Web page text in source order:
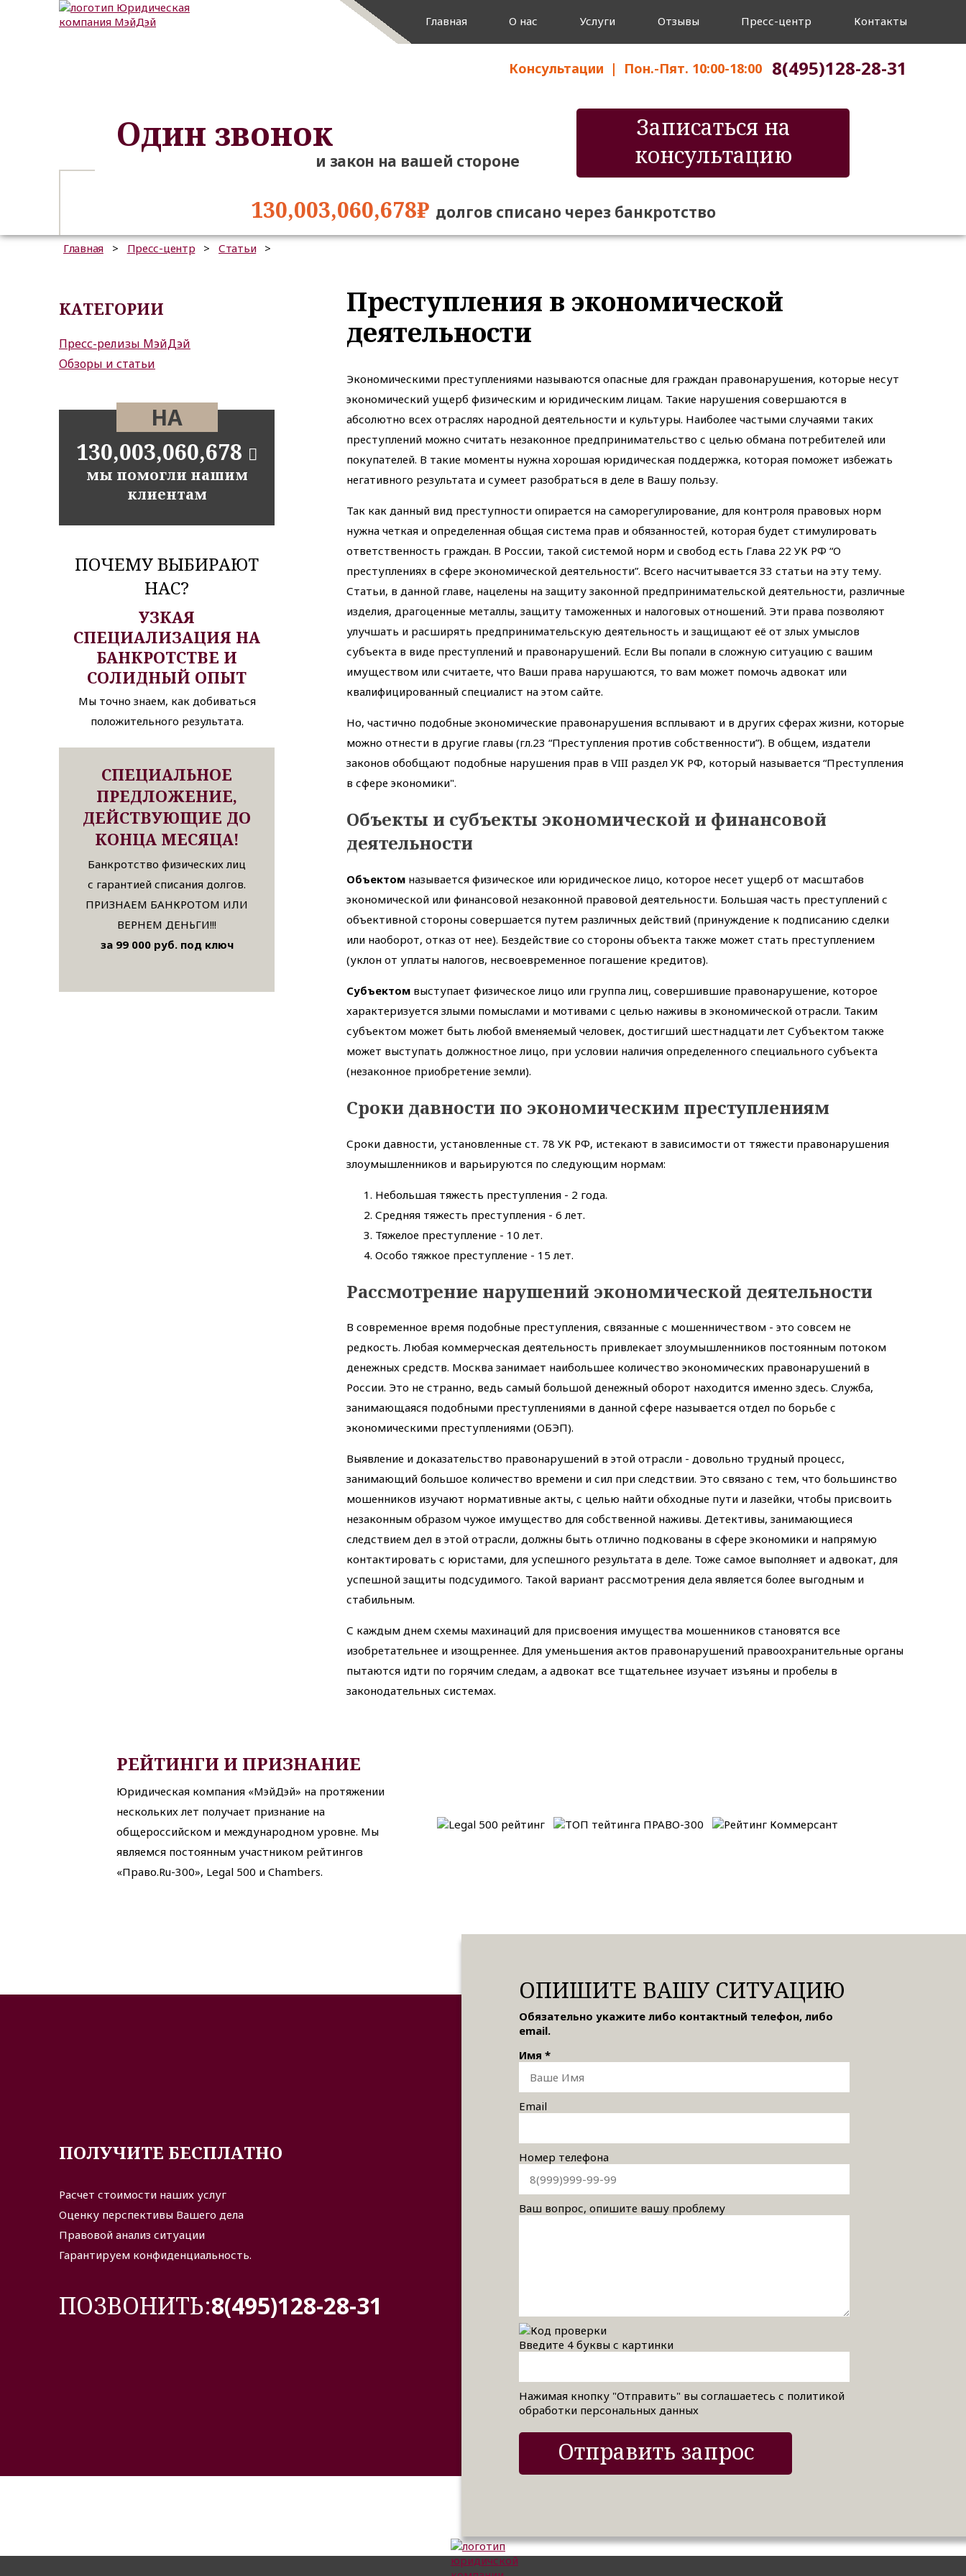
Главная О нас Услуги Отзывы Пресс-центр Контакты
Консультации | Пон.-Пят. 10:00-18:00 8(495)128-28-31
Один звонок
и закон на вашей стороне
Записаться на
консультацию
130,003,060,678₽ долгов списано через банкротство
Главная > Пресс-центр > Статьи >
КАТЕГОРИИ
Пресс-релизы МэйДэй
Обзоры и статьи
НА
130,003,060,678
мы помогли нашим
клиентам
ПОЧЕМУ ВЫБИРАЮТ
НАС?
УЗКАЯ
СПЕЦИАЛИЗАЦИЯ НА
БАНКРОТСТВЕ И
СОЛИДНЫЙ ОПЫТ
Мы точно знаем, как добиваться
положительного результата.
СПЕЦИАЛЬНОЕ
ПРЕДЛОЖЕНИЕ,
ДЕЙСТВУЮЩИЕ ДО
КОНЦА МЕСЯЦА!
Банкротство физических лиц
с гарантией списания долгов.
ПРИЗНАЕМ БАНКРОТОМ ИЛИ
ВЕРНЕМ ДЕНЬГИ!!!
за 99 000 руб. под ключ
Преступления в экономической
деятельности
Экономическими преступлениями называются опасные для граждан правонарушения, которые несут
экономический ущерб физическим и юридическим лицам. Такие нарушения совершаются в
абсолютно всех отраслях народной деятельности и культуры. Наиболее частыми случаями таких
преступлений можно считать незаконное предпринимательство с целью обмана потребителей или
покупателей. В такие моменты нужна хорошая юридическая поддержка, которая поможет избежать
негативного результата и сумеет разобраться в деле в Вашу пользу.
Так как данный вид преступности опирается на саморегулирование, для контроля правовых норм
нужна четкая и определенная общая система прав и обязанностей, которая будет стимулировать
ответственность граждан. В России, такой системой норм и свобод есть Глава 22 УК РФ “О
преступлениях в сфере экономической деятельности”. Всего насчитывается 33 статьи на эту тему.
Статьи, в данной главе, нацелены на защиту законной предпринимательской деятельности, различные
изделия, драгоценные металлы, защиту таможенных и налоговых отношений. Эти права позволяют
улучшать и расширять предпринимательскую деятельность и защищают её от злых умыслов
субъекта в виде преступлений и правонарушений. Если Вы попали в сложную ситуацию с вашим
имуществом или считаете, что Ваши права нарушаются, то вам может помочь адвокат или
квалифицированный специалист на этом сайте.
Но, частично подобные экономические правонарушения всплывают и в других сферах жизни, которые
можно отнести в другие главы (гл.23 “Преступления против собственности”). В общем, издатели
законов обобщают подобные нарушения прав в VIII раздел УК РФ, который называется “Преступления
в сфере экономики".
Объекты и субъекты экономической и финансовой
деятельности
Объектом называется физическое или юридическое лицо, которое несет ущерб от масштабов
экономической или финансовой незаконной правовой деятельности. Большая часть преступлений с
объективной стороны совершается путем различных действий (принуждение к подписанию сделки
или наоборот, отказ от нее). Бездействие со стороны объекта также может стать преступлением
(уклон от уплаты налогов, несвоевременное погашение кредитов).
Субъектом выступает физическое лицо или группа лиц, совершившие правонарушение, которое
характеризуется злыми помыслами и мотивами с целью наживы в экономической отрасли. Таким
субъектом может быть любой вменяемый человек, достигший шестнадцати лет Субъектом также
может выступать должностное лицо, при условии наличия определенного специального субъекта
(незаконное приобретение земли).
Сроки давности по экономическим преступлениям
Сроки давности, установленные ст. 78 УК РФ, истекают в зависимости от тяжести правонарушения
злоумышленников и варьируются по следующим нормам:
Небольшая тяжесть преступления - 2 года.
Средняя тяжесть преступления - 6 лет.
Тяжелое преступление - 10 лет.
Особо тяжкое преступление - 15 лет.
Рассмотрение нарушений экономической деятельности
В современное время подобные преступления, связанные с мошенничеством - это совсем не
редкость. Любая коммерческая деятельность привлекает злоумышленников постоянным потоком
денежных средств. Москва занимает наибольшее количество экономических правонарушений в
России. Это не странно, ведь самый большой денежный оборот находится именно здесь. Служба,
занимающаяся подобными преступлениями в данной сфере называется отдел по борьбе с
экономическими преступлениями (ОБЭП).
Выявление и доказательство правонарушений в этой отрасли - довольно трудный процесс,
занимающий большое количество времени и сил при следствии. Это связано с тем, что большинство
мошенников изучают нормативные акты, с целью найти обходные пути и лазейки, чтобы присвоить
незаконным образом чужое имущество для собственной наживы. Детективы, занимающиеся
следствием дел в этой отрасли, должны быть отлично подкованы в сфере экономики и напрямую
контактировать с юристами, для успешного результата в деле. Тоже самое выполняет и адвокат, для
успешной защиты подсудимого. Такой вариант рассмотрения дела является более выгодным и
стабильным.
С каждым днем схемы махинаций для присвоения имущества мошенников становятся все
изобретательнее и изощреннее. Для уменьшения актов правонарушений правоохранительные органы
пытаются идти по горячим следам, а адвокат все тщательнее изучает изъяны и пробелы в
законодательных системах.
РЕЙТИНГИ И ПРИЗНАНИЕ
Юридическая компания «МэйДэй» на протяжении
нескольких лет получает признание на
общероссийском и международном уровне. Мы
являемся постоянным участником рейтингов
«Право.Ru-300», Legal 500 и Chambers.
ПОЛУЧИТЕ БЕСПЛАТНО
Расчет стоимости наших услуг
Оценку перспективы Вашего дела
Правовой анализ ситуации
Гарантируем конфиденциальность.
ПОЗВОНИТЬ:8(495)128-28-31
ОПИШИТЕ ВАШУ СИТУАЦИЮ
Обязательно укажите либо контактный телефон, либо
email.
Имя *
Email
Номер телефона
Ваш вопрос, опишите вашу проблему
Введите 4 буквы с картинки
Нажимая кнопку "Отправить" вы соглашаетесь с политикой
обработки персональных данных
Отправить запрос